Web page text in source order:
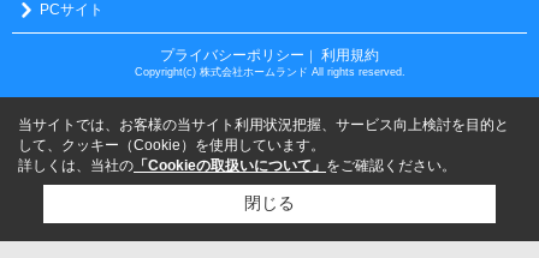
PCサイト
プライバシーポリシー 利用規約
Copyright(c) 株式会社ホームランド All rights reserved.
当サイトでは、お客様の当サイト利用状況把握、サービス向上検討を目的と
して、クッキー（Cookie）を使用しています。
詳しくは、当社の 「Cookieの取扱いについて」 をご確認ください。
閉じる